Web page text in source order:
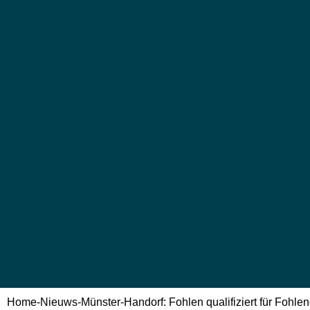
Home-Nieuws-Münster-Handorf: Fohlen qualifiziert für